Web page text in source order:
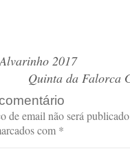
2017
Quinta da Falorca
de email não será
com *